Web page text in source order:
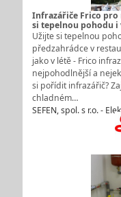
Infrazářiče Frico pro
si tepelnou pohodu i
Užijte si tepelnou
předzahrádce v
jako v létě - Frico
nejpohodlnější a
si pořídit infrazářič?
chladném…
SEFEN, spol. s r.o. -